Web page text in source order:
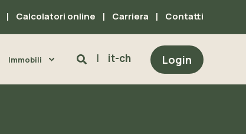
Calcolatori online Carriera Contatti
Immobili it-ch Login